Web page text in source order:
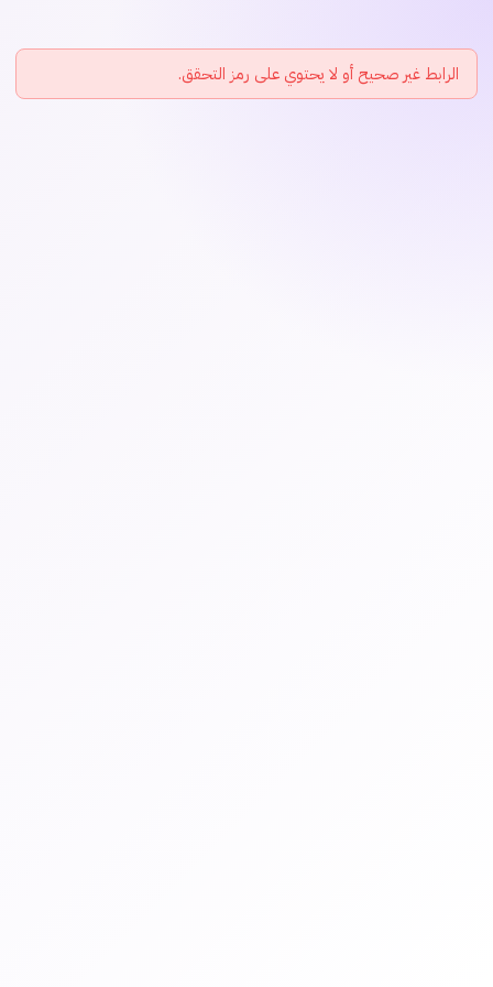
الرابط غير صحيح أو لا يحتوي على رمز التحقق.